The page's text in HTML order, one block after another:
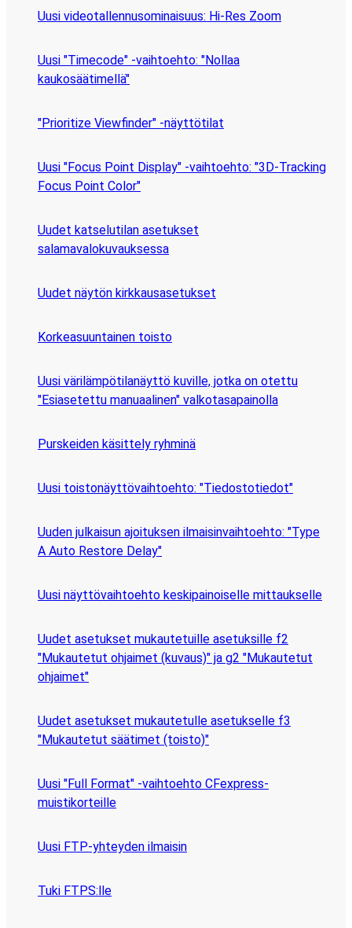
Uusi videotallennusominaisuus: Hi-Res Zoom
Uusi "Timecode" -vaihtoehto: "Nollaa
kaukosäätimellä"
"Prioritize Viewfinder" -näyttötilat
Uusi "Focus Point Display" -vaihtoehto: "3D-Tracking
Focus Point Color"
Uudet katselutilan asetukset
salamavalokuvauksessa
Uudet näytön kirkkausasetukset
Korkeasuuntainen toisto
Uusi värilämpötilanäyttö kuville, jotka on otettu
"Esiasetettu manuaalinen" valkotasapainolla
Purskeiden käsittely ryhminä
Uusi toistonäyttövaihtoehto: "Tiedostotiedot"
Uuden julkaisun ajoituksen ilmaisinvaihtoehto: "Type
A Auto Restore Delay"
Uusi näyttövaihtoehto keskipainoiselle mittaukselle
Uudet asetukset mukautetuille asetuksille f2
"Mukautetut ohjaimet (kuvaus)" ja g2 "Mukautetut
ohjaimet"
Uudet asetukset mukautetulle asetukselle f3
"Mukautetut säätimet (toisto)"
Uusi "Full Format" -vaihtoehto CFexpress-
muistikorteille
Uusi FTP-yhteyden ilmaisin
Tuki FTPS:lle